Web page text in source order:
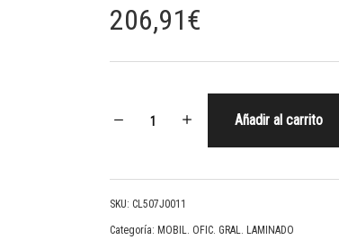
206,91€
Añadir al carrito
SKU: CL507J0011
Categoría: MOBIL. OFIC. GRAL. LAMINADO